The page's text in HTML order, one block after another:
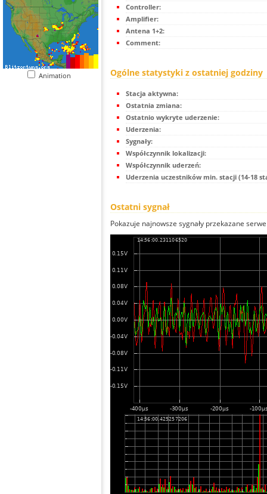
Animation
Controller:
Amplifier:
Antena 1+2:
Comment:
Ogólne statystyki z ostatniej godziny
Stacja aktywna:
Ostatnia zmiana:
Ostatnio wykryte uderzenie:
Uderzenia:
Sygnały:
Współczynnik lokalizacji:
Współczynnik uderzeń:
Uderzenia uczestników min. stacji (14-18
Ostatni sygnał
Pokazuje najnowsze sygnały przekazane